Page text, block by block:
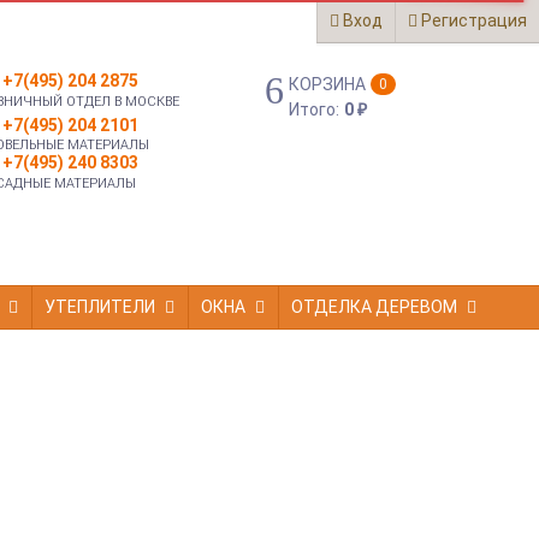
Вход Регистрация
+7(495) 204 2875
ОТДЕЛ В МОСКВЕ
+7(495) 204 2101
МАТЕРИАЛЫ
+7(495) 240 8303
МАТЕРИАЛЫ
КОРЗИНА 0
Итого: 0₽
УТЕПЛИТЕЛИ ОКНА ОТДЕЛКА ДЕРЕВОМ